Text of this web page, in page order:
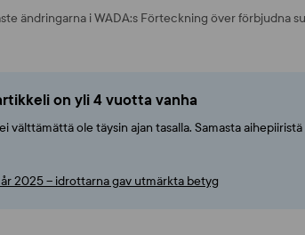
ändringarna i WADA:s Förteckning över förbjudna
on yli 4 vuotta vanha
välttämättä ole täysin ajan tasalla. Samasta
2025 – idrottarna gav utmärkta betyg